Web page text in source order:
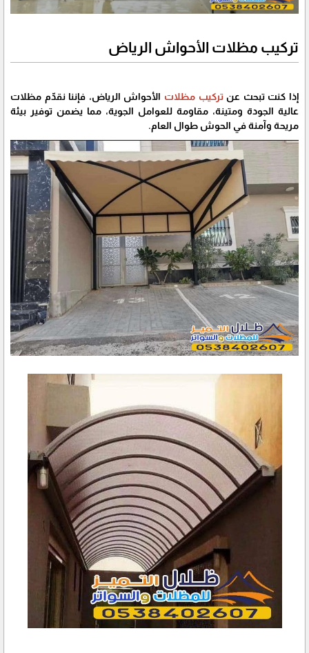
تركيب مظلات الأحواش الرياض
إذا كنت تبحث عنتركيب مظلات الأحواش الرياض، فإننا نقدّم مظلات
عالية الجودة ومتينة، مقاومة للعوامل الجوية، مما يضمن توفير بيئة
مريحة وآمنة في الحوش طوال العام.